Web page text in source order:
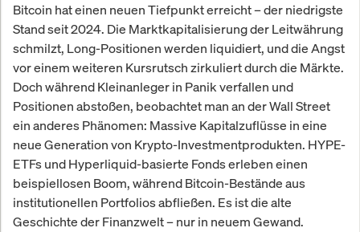
Bitcoin hat einen neuen Tiefpunkt erreicht – der niedrigste
Stand seit 2024. Die Marktkapitalisierung der Leitwährung
schmilzt, Long-Positionen werden liquidiert, und die Angst
vor einem weiteren Kursrutsch zirkuliert durch die Märkte.
Doch während Kleinanleger in Panik verfallen und
Positionen abstoßen, beobachtet man an der Wall Street
ein anderes Phänomen: Massive Kapitalzuflüsse in eine
neue Generation von Krypto-Investmentprodukten. HYPE-
ETFs und Hyperliquid-basierte Fonds erleben einen
beispiellosen Boom, während Bitcoin-Bestände aus
institutionellen Portfolios abfließen. Es ist die alte
Geschichte der Finanzwelt – nur in neuem Gewand.